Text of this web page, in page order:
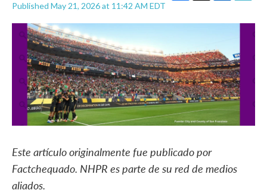
Published May 21, 2026 at 11:42 AM EDT
c
o
o
k
i
t
e
r
n
e
d
I
n
a
Este artículo originalmente fue publicado por
Factchequado. NHPR es parte de su red de medios
aliados.